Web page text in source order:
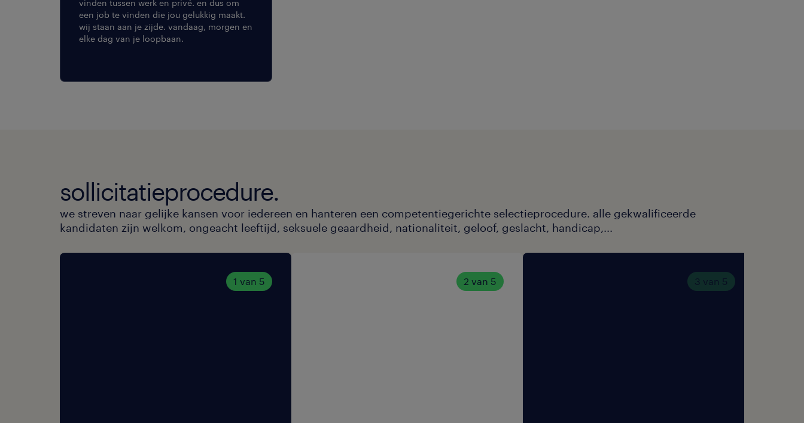
vinden tussen werk en privé. en dus om
een job te vinden die jou gelukkig maakt.
wij staan aan je zijde. vandaag, morgen en
elke dag van je loopbaan.
sollicitatieprocedure.
we streven naar gelijke kansen voor iedereen en hanteren een competentiegerichte selectieprocedure. alle gekwalificeerde
kandidaten zijn welkom, ongeacht leeftijd, seksuele geaardheid, nationaliteit, geloof, geslacht, handicap,...
1 van 5 2 van 5 3 van 5